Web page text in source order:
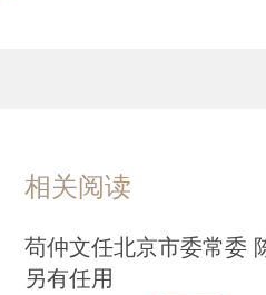
相关阅读
苟仲文任北京市委常委
另有任用